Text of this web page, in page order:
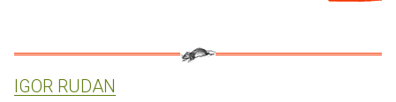
IGOR RUDAN